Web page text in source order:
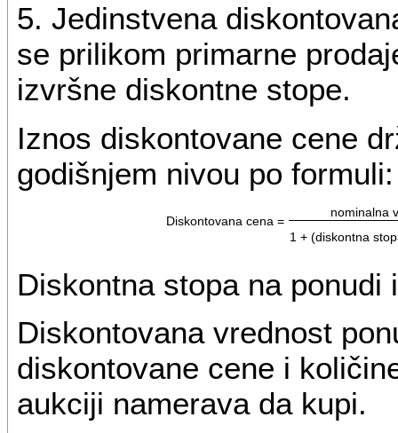
5. Jedinstvena
se prilikom primarne
izvršne diskontne stope.
Iznos diskontovane cene
godišnjem nivou po formuli:
Diskontovana cena =
nominalna
1 + (diskontna
Diskontna stopa na
Diskontovana vrednost
diskontovane cene i
aukciji namerava da kupi.